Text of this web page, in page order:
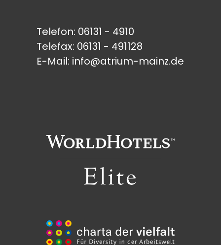
Telefon: 06131 - 4910
Telefax: 06131 - 491128
E-Mail: info@atrium-mainz.de